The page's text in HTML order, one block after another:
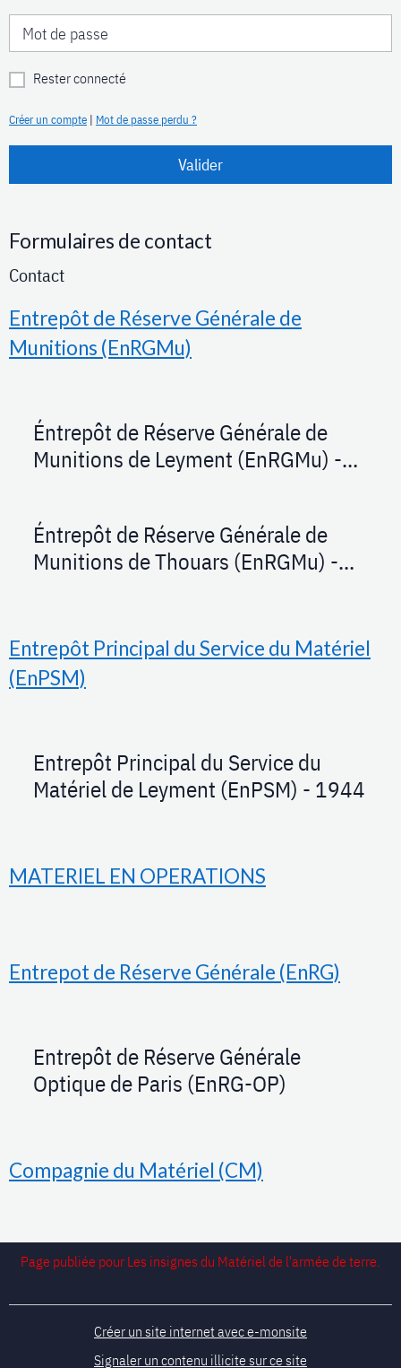
Rester connecté
Créer un compte | Mot de passe perdu ?
Valider
Formulaires de contact
Contact
Entrepôt de Réserve Générale de
Munitions (EnRGMu)
Éntrepôt de Réserve Générale de
Munitions de Leyment (EnRGMu) -
Éntrepôt de Réserve Générale de
Munitions de Thouars (EnRGMu) -
Entrepôt Principal du Service du Matériel
(EnPSM)
Entrepôt Principal du Service du
Matériel de Leyment (EnPSM) - 1944
MATERIEL EN OPERATIONS
Entrepot de Réserve Générale (EnRG)
Entrepôt de Réserve Générale
Optique de Paris (EnRG-OP)
Compagnie du Matériel (CM)
Page publiée pour Les insignes du Matériel de l'armée de terre.
Créer un site internet avec e-monsite
Signaler un contenu illicite sur ce site